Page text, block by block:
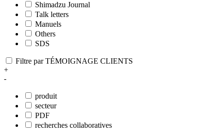
Shimadzu Journal
Talk letters
Manuels
Others
SDS
Filtre par TÉMOIGNAGE CLIENTS
+
-
produit
secteur
PDF
recherches collaboratives